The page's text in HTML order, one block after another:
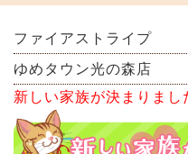
ファイアストライプ
ゆめタウン光の森店
新しい家族が決まりま